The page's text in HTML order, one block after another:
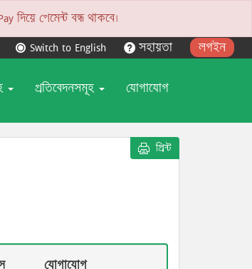
দিয়ে পেমেন্ট বন্ধ থাকবে।
Switch to English সহায়তা লগইন
প্রতিবেদনসমূহ যোগাযোগ
প্রিন্ট
যোগাযোগ